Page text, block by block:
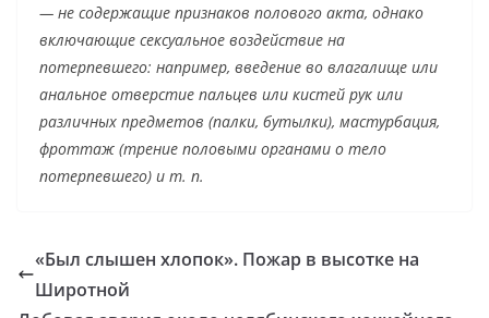
— не содержащие признаков полового акта, однако
включающие сексуальное воздействие на
потерпевшего: например, введение во влагалище или
анальное отверстие пальцев или кистей рук или
различных предметов (палки, бутылки), мастурбация,
фроттаж (трение половыми органами о тело
потерпевшего) и т. п.
«Был слышен хлопок». Пожар в высотке на
Широтной